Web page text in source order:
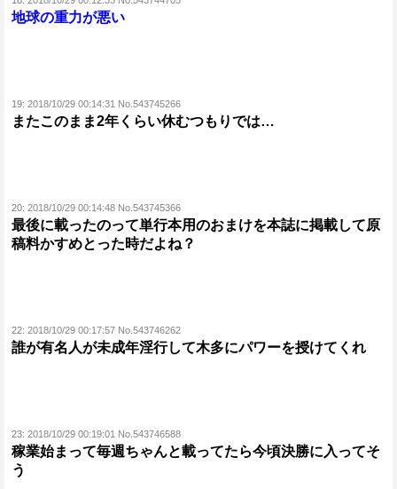
地球の重力が悪い
19: 2018/10/29 00:14:31 No.543745266
またこのまま2年くらい休むつもりでは…
20: 2018/10/29 00:14:48 No.543745366
最後に載ったのって単行本用のおまけを本誌に掲載して原
稿料かすめとった時だよね？
22: 2018/10/29 00:17:57 No.543746262
誰が有名人が未成年淫行して木多にパワーを授けてくれ
23: 2018/10/29 00:19:01 No.543746588
稼業始まって毎週ちゃんと載ってたら今頃決勝に入ってそ
う